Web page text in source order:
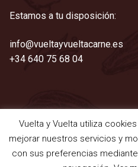
Estamos a tu disposición:
info@vueltayvueltacarne.es
+34 640 75 68 04
©2021
Aviso legal|Cookies|
Vuelta y Vuelta utiliza
mejorar nuestros servicios y
con sus preferencias